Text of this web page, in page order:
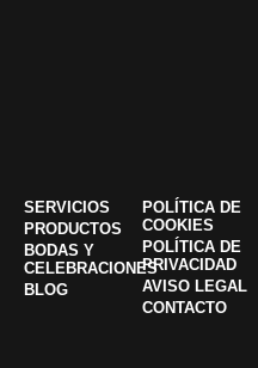
SERVICIOS
PRODUCTOS
BODAS Y
CELEBRACIONES
BLOG
POLÍTICA DE
COOKIES
POLÍTICA DE
PRIVACIDAD
AVISO LEGAL
CONTACTO